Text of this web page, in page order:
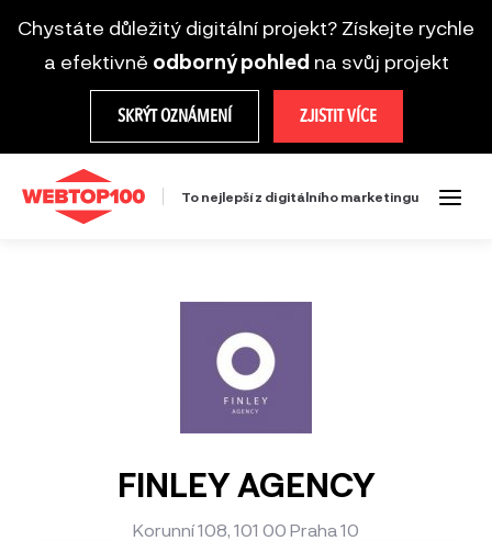
Chystáte důležitý digitální projekt? Získejte rychle
a efektivně odborný pohled na svůj projekt
SKRÝT OZNÁMENÍ ZJISTIT VÍCE
To nejlepší z digitálního marketingu
FINLEY AGENCY
Korunní 108, 101 00 Praha 10